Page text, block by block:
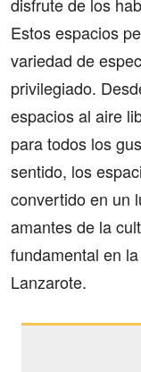
Estos espacios
variedad de
privilegiado.
espacios al aire
para todos los
sentido, los
convertido en un
amantes de la
fundamental en
Lanzarote.